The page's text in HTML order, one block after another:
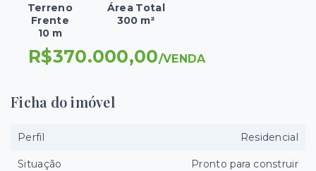
Terreno
Frente
10 m
Área Total
300 m²
R$370.000,00/VENDA
Ficha do imóvel
Perfil Residencial
Situação Pronto para construir